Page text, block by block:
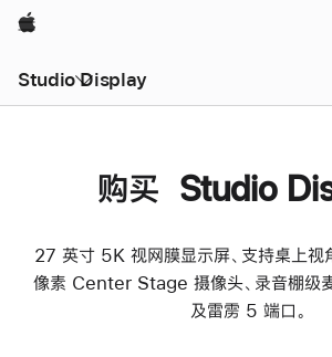
Apple
Studio Display
购买 Studio
27 英寸 5K 视网膜显示屏、支持桌上
像素 Center Stage 摄像头、录音棚级
及雷雳 5 端口。